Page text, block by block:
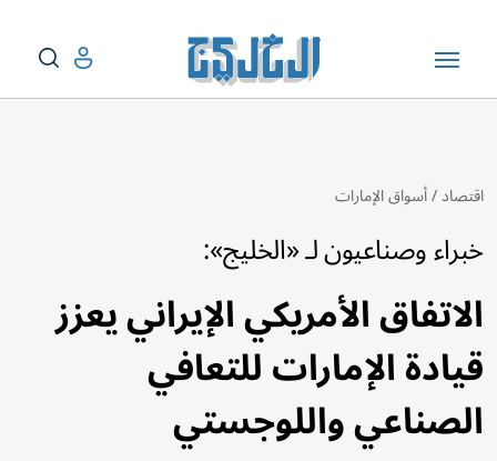
اقتصاد/أسواق الإمارات
خبراء وصناعيون لـ «الخليج»:
الاتفاق الأمريكي الإيراني يعزز
قيادة الإمارات للتعافي
الصناعي واللوجستي